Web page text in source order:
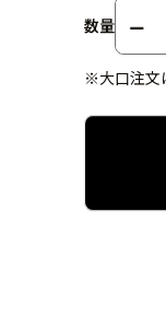
数量
※大口注文